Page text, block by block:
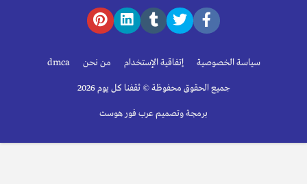
سياسة الخصوصية إتفاقية الإستخدام من نحن dmca
جميع الحقوق محفوظة © ثقفنا كل يوم 2026
برمجة وتصميم عرب فور هوست